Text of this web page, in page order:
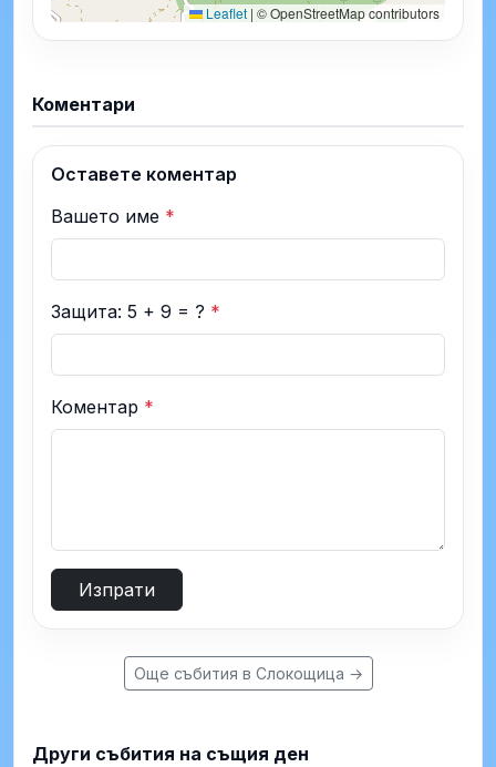
Leaflet | © OpenStreetMap contributors
Коментари
Оставете коментар
Вашето име *
Защита: 5 + 9 = ? *
Коментар *
Изпрати
Още събития в Слокощица →
Други събития на същия ден